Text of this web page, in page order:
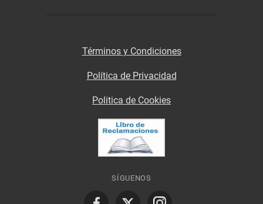
Términos y Condiciones
Política de Privacidad
Politica de Cookies
SÍGUENOS